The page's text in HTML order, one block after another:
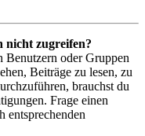
nicht zugreifen?
Benutzern oder Gruppen
Beiträge zu lesen, zu
brauchst du
Frage einen
entsprechenden